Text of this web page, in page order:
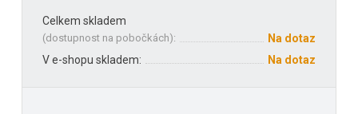
Celkem skladem
(dostupnost na pobočkách):
Na dotaz
V e-shopu skladem:
Na dotaz